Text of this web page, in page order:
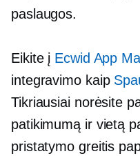
paslaugos.
Eikite į Ecwid App
integravimo kaip
Tikriausiai norėsite
patikimumą ir vietą
pristatymo greitis